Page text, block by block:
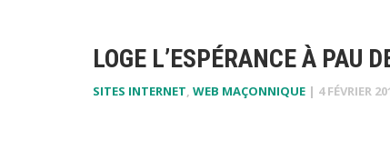
LOGE L’ESPÉRANCE À PAU
SITES INTERNET, WEB MAÇONNIQUE | 4 FÉVRIER